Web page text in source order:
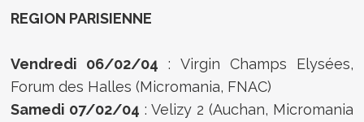
REGION PARISIENNE
Vendredi 06/02/04 : Virgin Champs Elysées,
Forum des Halles (Micromania, FNAC)
Samedi 07/02/04 : Velizy 2 (Auchan, Micromania